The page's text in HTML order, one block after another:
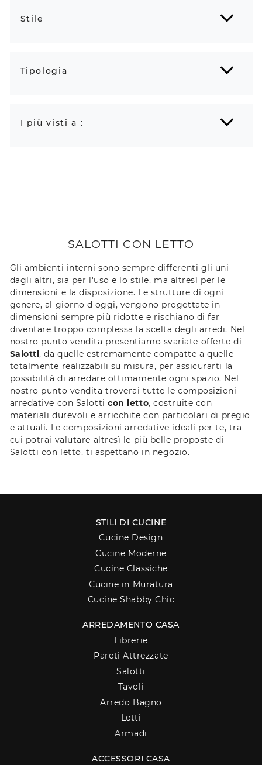
Stile
Tipologia
I più visti a :
SALOTTI CON LETTO
Gli ambienti interni sono sempre differenti gli uni
dagli altri, sia per l'uso e lo stile, ma altresì per le
dimensioni e la disposizione. Le strutture di ogni
genere, al giorno d'oggi, vengono progettate in
dimensioni sempre più ridotte e rischiano di far
diventare troppo complessa la scelta degli arredi. Nel
nostro punto vendita presentiamo svariate offerte di
Salotti, da quelle estremamente compatte a quelle
totalmente realizzabili su misura, per assicurarti la
possibilità di arredare ottimamente ogni spazio. Nel
nostro punto vendita troverai tutte le composizioni
arredative con Salotticon letto, costruite con
materiali durevoli e arricchite con particolari di pregio
e attuali. Le composizioni arredative ideali per te, tra
cui potrai valutare altresì le più belle proposte di
Salotti con letto, ti aspettano in negozio.
STILI DI CUCINE
Cucine Design
Cucine Moderne
Cucine Classiche
Cucine in Muratura
Cucine Shabby Chic
ARREDAMENTO CASA
Librerie
Pareti Attrezzate
Salotti
Tavoli
Arredo Bagno
Letti
Armadi
ACCESSORI CASA